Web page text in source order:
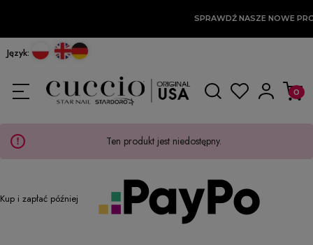
SPRAWDŹ NASZE NOWE
Język:
Ten produkt jest niedostępny.
Kup i zapłać później